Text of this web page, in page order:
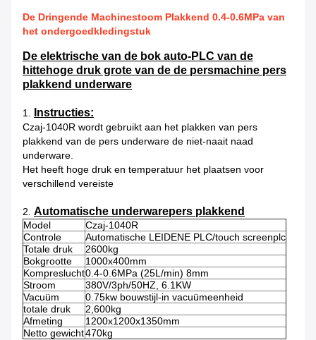
De Dringende Machinestoom Plakkend 0.4-0.6MPa van
het ondergoedkledingstuk
De elektrische van de bok auto-PLC van de
hittehoge druk grote van de de persmachine pers
plakkend underware
1. Instructies:
Czaj-1040R wordt gebruikt aan het plakken van pers
plakkend van de pers underware de niet-naait naad
underware.
Het heeft hoge druk en temperatuur het plaatsen voor
verschillend vereiste
2. Automatische underwarepers plakkend
Model
Czaj-1040R
Controle
Automatische LEIDENE PLC/touch screenplc
Totale druk
2600kg
Bokgrootte
1000x400mm
Kompreslucht0.4-0.6MPa (25L/min) 8mm
Stroom
380V/3ph/50HZ, 6.1KW
Vacuüm
0.75kw bouwstijl-in vacuümeenheid
totale druk
2,600kg
Afmeting
1200x1200x1350mm
Netto gewicht470kg